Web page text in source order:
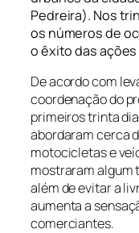
Pedreira). Nos
os números de
o êxito das
De acordo com
coordenação do
primeiros trinta
abordaram cerca
motocicletas e
mostraram algum
além de evitar a
aumenta a
comerciantes.